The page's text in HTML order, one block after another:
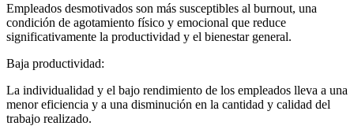
Empleados desmotivados son más susceptibles al burnout, una
condición de agotamiento físico y emocional que reduce
significativamente la productividad y el bienestar general.
Baja productividad:
La individualidad y el bajo rendimiento de los empleados lleva a una
menor eficiencia y a una disminución en la cantidad y calidad del
trabajo realizado.